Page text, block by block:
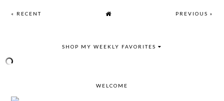
« RECENT PREVIOUS »
SHOP MY WEEKLY FAVORITES
WELCOME